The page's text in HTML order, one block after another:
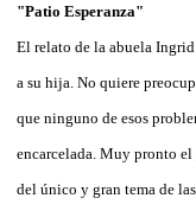
"Patio Esperanza"
El relato de la abuela
a su hija. No quiere
que ninguno de esos
encarcelada. Muy pronto el
del único y gran tema de